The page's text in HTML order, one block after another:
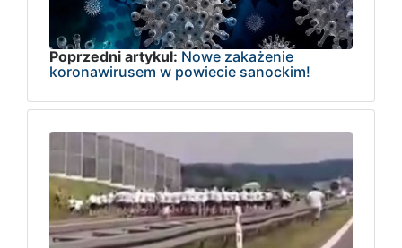
Poprzedni artykuł: Nowe zakażenie
koronawirusem w powiecie sanockim!